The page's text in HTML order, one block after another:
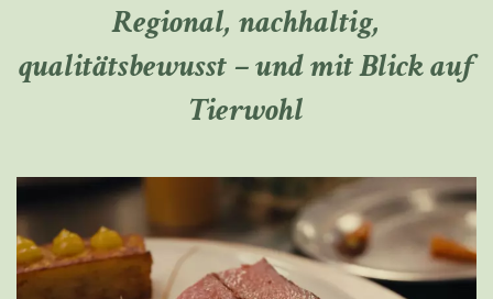
Regional, nachhaltig,
qualitätsbewusst – und mit Blick auf
Tierwohl